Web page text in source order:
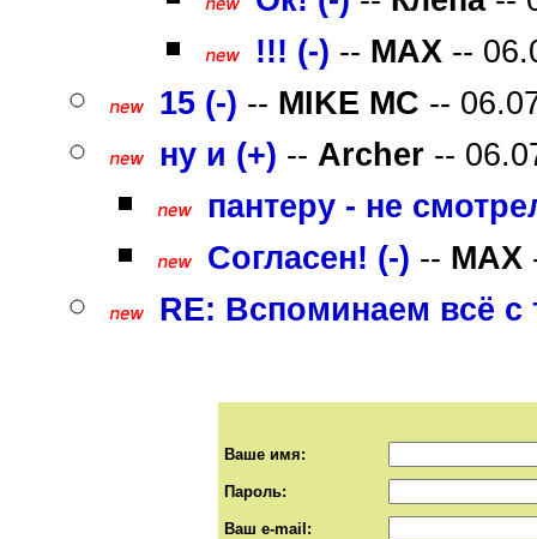
!!! (-) -- MAX --
15 (-) -- MIKE MC --
ну и (+) -- Archer --
пантеру - не
Согласен! (-) -- MAX
RE: Вспоминаем всё с
Ваше имя:
Пароль:
Ваш e-mail: